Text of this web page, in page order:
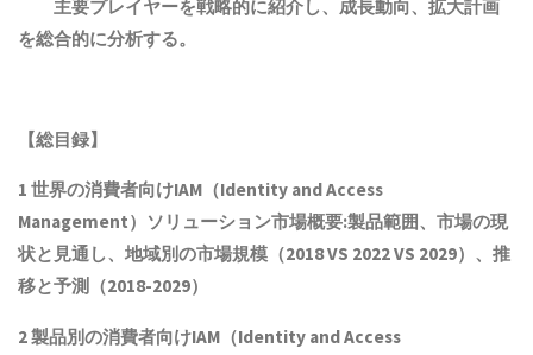
主要プレイヤーを戦略的に紹介し、成長動向、拡大計画
を総合的に分析する。
【総目録】
1 世界の消費者向けIAM（Identity and Access
Management）ソリューション市場概要:製品範囲、市場の現
状と見通し、地域別の市場規模（2018 VS 2022 VS 2029）、推
移と予測（2018-2029）
2 製品別の消費者向けIAM（Identity and Access